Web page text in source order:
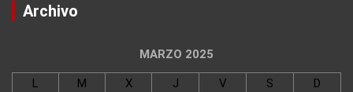
Archivo
MARZO 2025
L M X J V S
D